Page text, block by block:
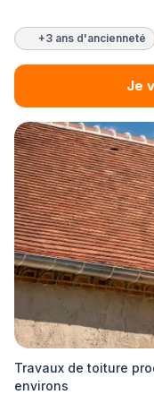
+3 ans d'ancienneté
Je
Travaux de toiture
environs